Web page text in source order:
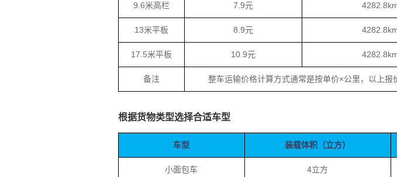
9.6米高栏 7.9元
13米平板 8.9元
17.5米平板 10.9元
备注 整车运输价格计算方式通常是按单价×公里，以上报
根据货物类型选择合适车型
车型 装载体积（立方）
小面包车 4立方